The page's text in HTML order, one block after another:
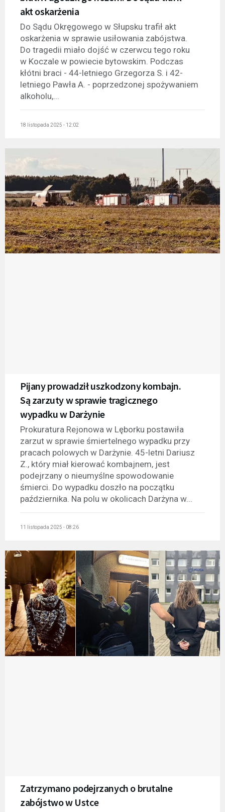
akt oskarżenia
Do Sądu Okręgowego w Słupsku trafił akt
oskarżenia w sprawie usiłowania zabójstwa.
Do tragedii miało dojść w czerwcu tego roku
w Koczale w powiecie bytowskim. Podczas
kłótni braci - 44-letniego Grzegorza S. i 42-
letniego Pawła A. - poprzedzonej spożywaniem
alkoholu,...
18 listopada 2025 - 12:02
Pijany prowadził uszkodzony kombajn.
Są zarzuty w sprawie tragicznego
wypadku w Darżynie
Prokuratura Rejonowa w Lęborku postawiła
zarzut w sprawie śmiertelnego wypadku przy
pracach polowych w Darżynie. 45-letni Dariusz
Z., który miał kierować kombajnem, jest
podejrzany o nieumyślne spowodowanie
śmierci. Do wypadku doszło na początku
października. Na polu w okolicach Darżyna w...
11 listopada 2025 - 08:26
Zatrzymano podejrzanych o brutalne
zabójstwo w Ustce